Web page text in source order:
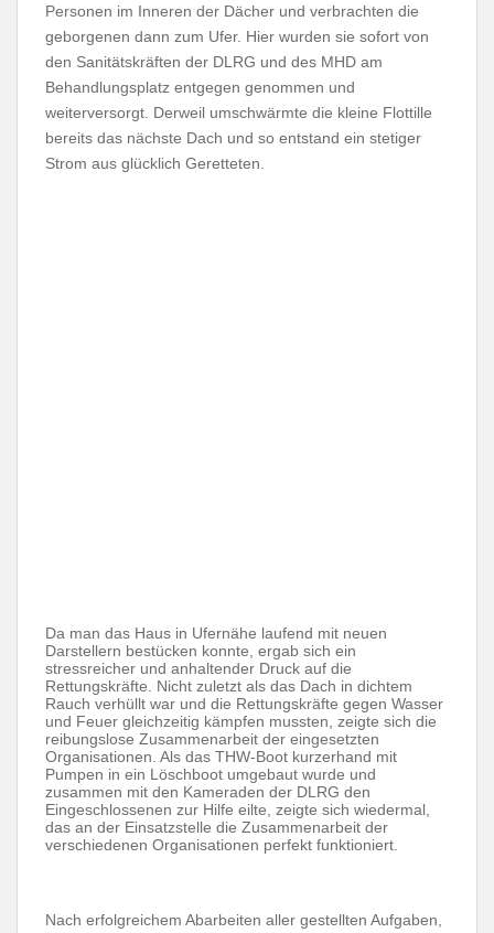
Personen im Inneren der Dächer und verbrachten die
geborgenen dann zum Ufer. Hier wurden sie sofort von
den Sanitätskräften der DLRG und des MHD am
Behandlungsplatz entgegen genommen und
weiterversorgt. Derweil umschwärmte die kleine Flottille
bereits das nächste Dach und so entstand ein stetiger
Strom aus glücklich Geretteten.
Da man das Haus in Ufernähe laufend mit neuen
Darstellern bestücken konnte, ergab sich ein
stressreicher und anhaltender Druck auf die
Rettungskräfte. Nicht zuletzt als das Dach in dichtem
Rauch verhüllt war und die Rettungskräfte gegen Wasser
und Feuer gleichzeitig kämpfen mussten, zeigte sich die
reibungslose Zusammenarbeit der eingesetzten
Organisationen. Als das THW-Boot kurzerhand mit
Pumpen in ein Löschboot umgebaut wurde und
zusammen mit den Kameraden der DLRG den
Eingeschlossenen zur Hilfe eilte, zeigte sich wiedermal,
das an der Einsatzstelle die Zusammenarbeit der
verschiedenen Organisationen perfekt funktioniert.
Nach erfolgreichem Abarbeiten aller gestellten Aufgaben,